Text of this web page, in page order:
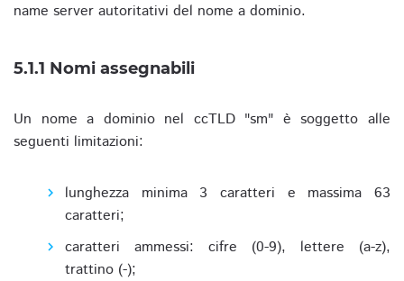
name server autoritativi del nome a dominio.
5.1.1 Nomi assegnabili
Un nome a dominio nel ccTLD "sm" è soggetto alle
seguenti limitazioni:
lunghezza minima 3 caratteri e massima 63
caratteri;
caratteri ammessi: cifre (0-9), lettere (a-z),
trattino (-);